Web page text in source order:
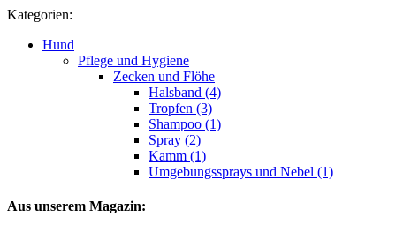
Kategorien:
Hund
Pflege und Hygiene
Zecken und Flöhe
Halsband (4)
Tropfen (3)
Shampoo (1)
Spray (2)
Kamm (1)
Umgebungssprays und Nebel (1)
Aus unserem Magazin: